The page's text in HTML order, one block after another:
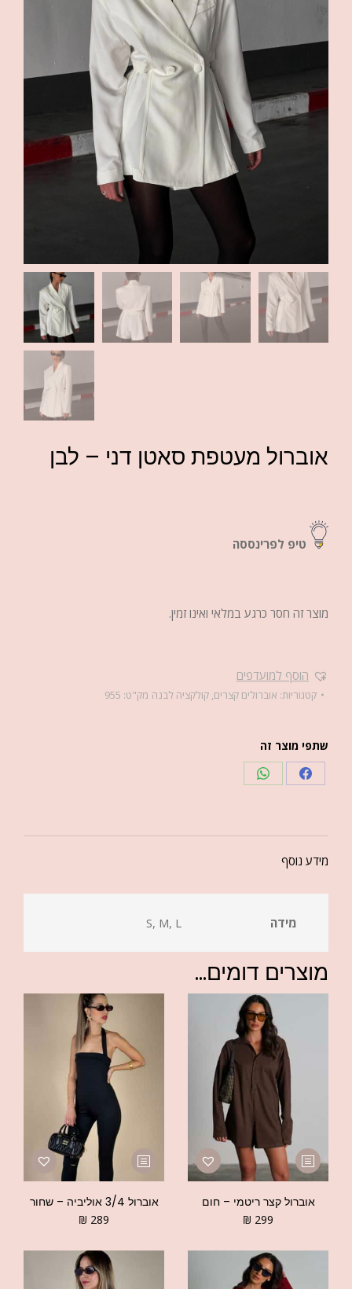
אוברול מעטפת סאטן דני – לבן
טיפ לפרינססה
מוצר זה חסר כרגע במלאי ואינו זמין.
הוסף למועדפים
קטגוריות: אוברולים קצרים, קולקציה לבנה מק"ט: 955
שתפי מוצר זה
מידע נוסף
מידה S, M, L
מוצרים דומים...
אוברול קצר ריטמי – חום
₪ 299
אוברול 3/4 אוליביה – שחור
₪ 289